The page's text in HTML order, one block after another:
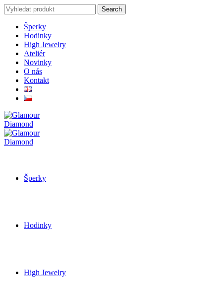
Search
for:
Search
Šperky
Hodinky
High Jewelry
Ateliér
Novinky
O nás
Kontakt
Šperky
Hodinky
High Jewelry